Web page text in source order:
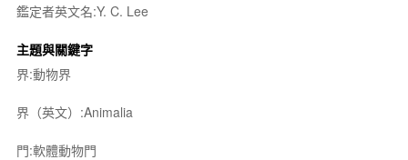
鑑定者英文名:Y. C. Lee
主題與關鍵字
界:動物界
界（英文）:Animalia
門:軟體動物門